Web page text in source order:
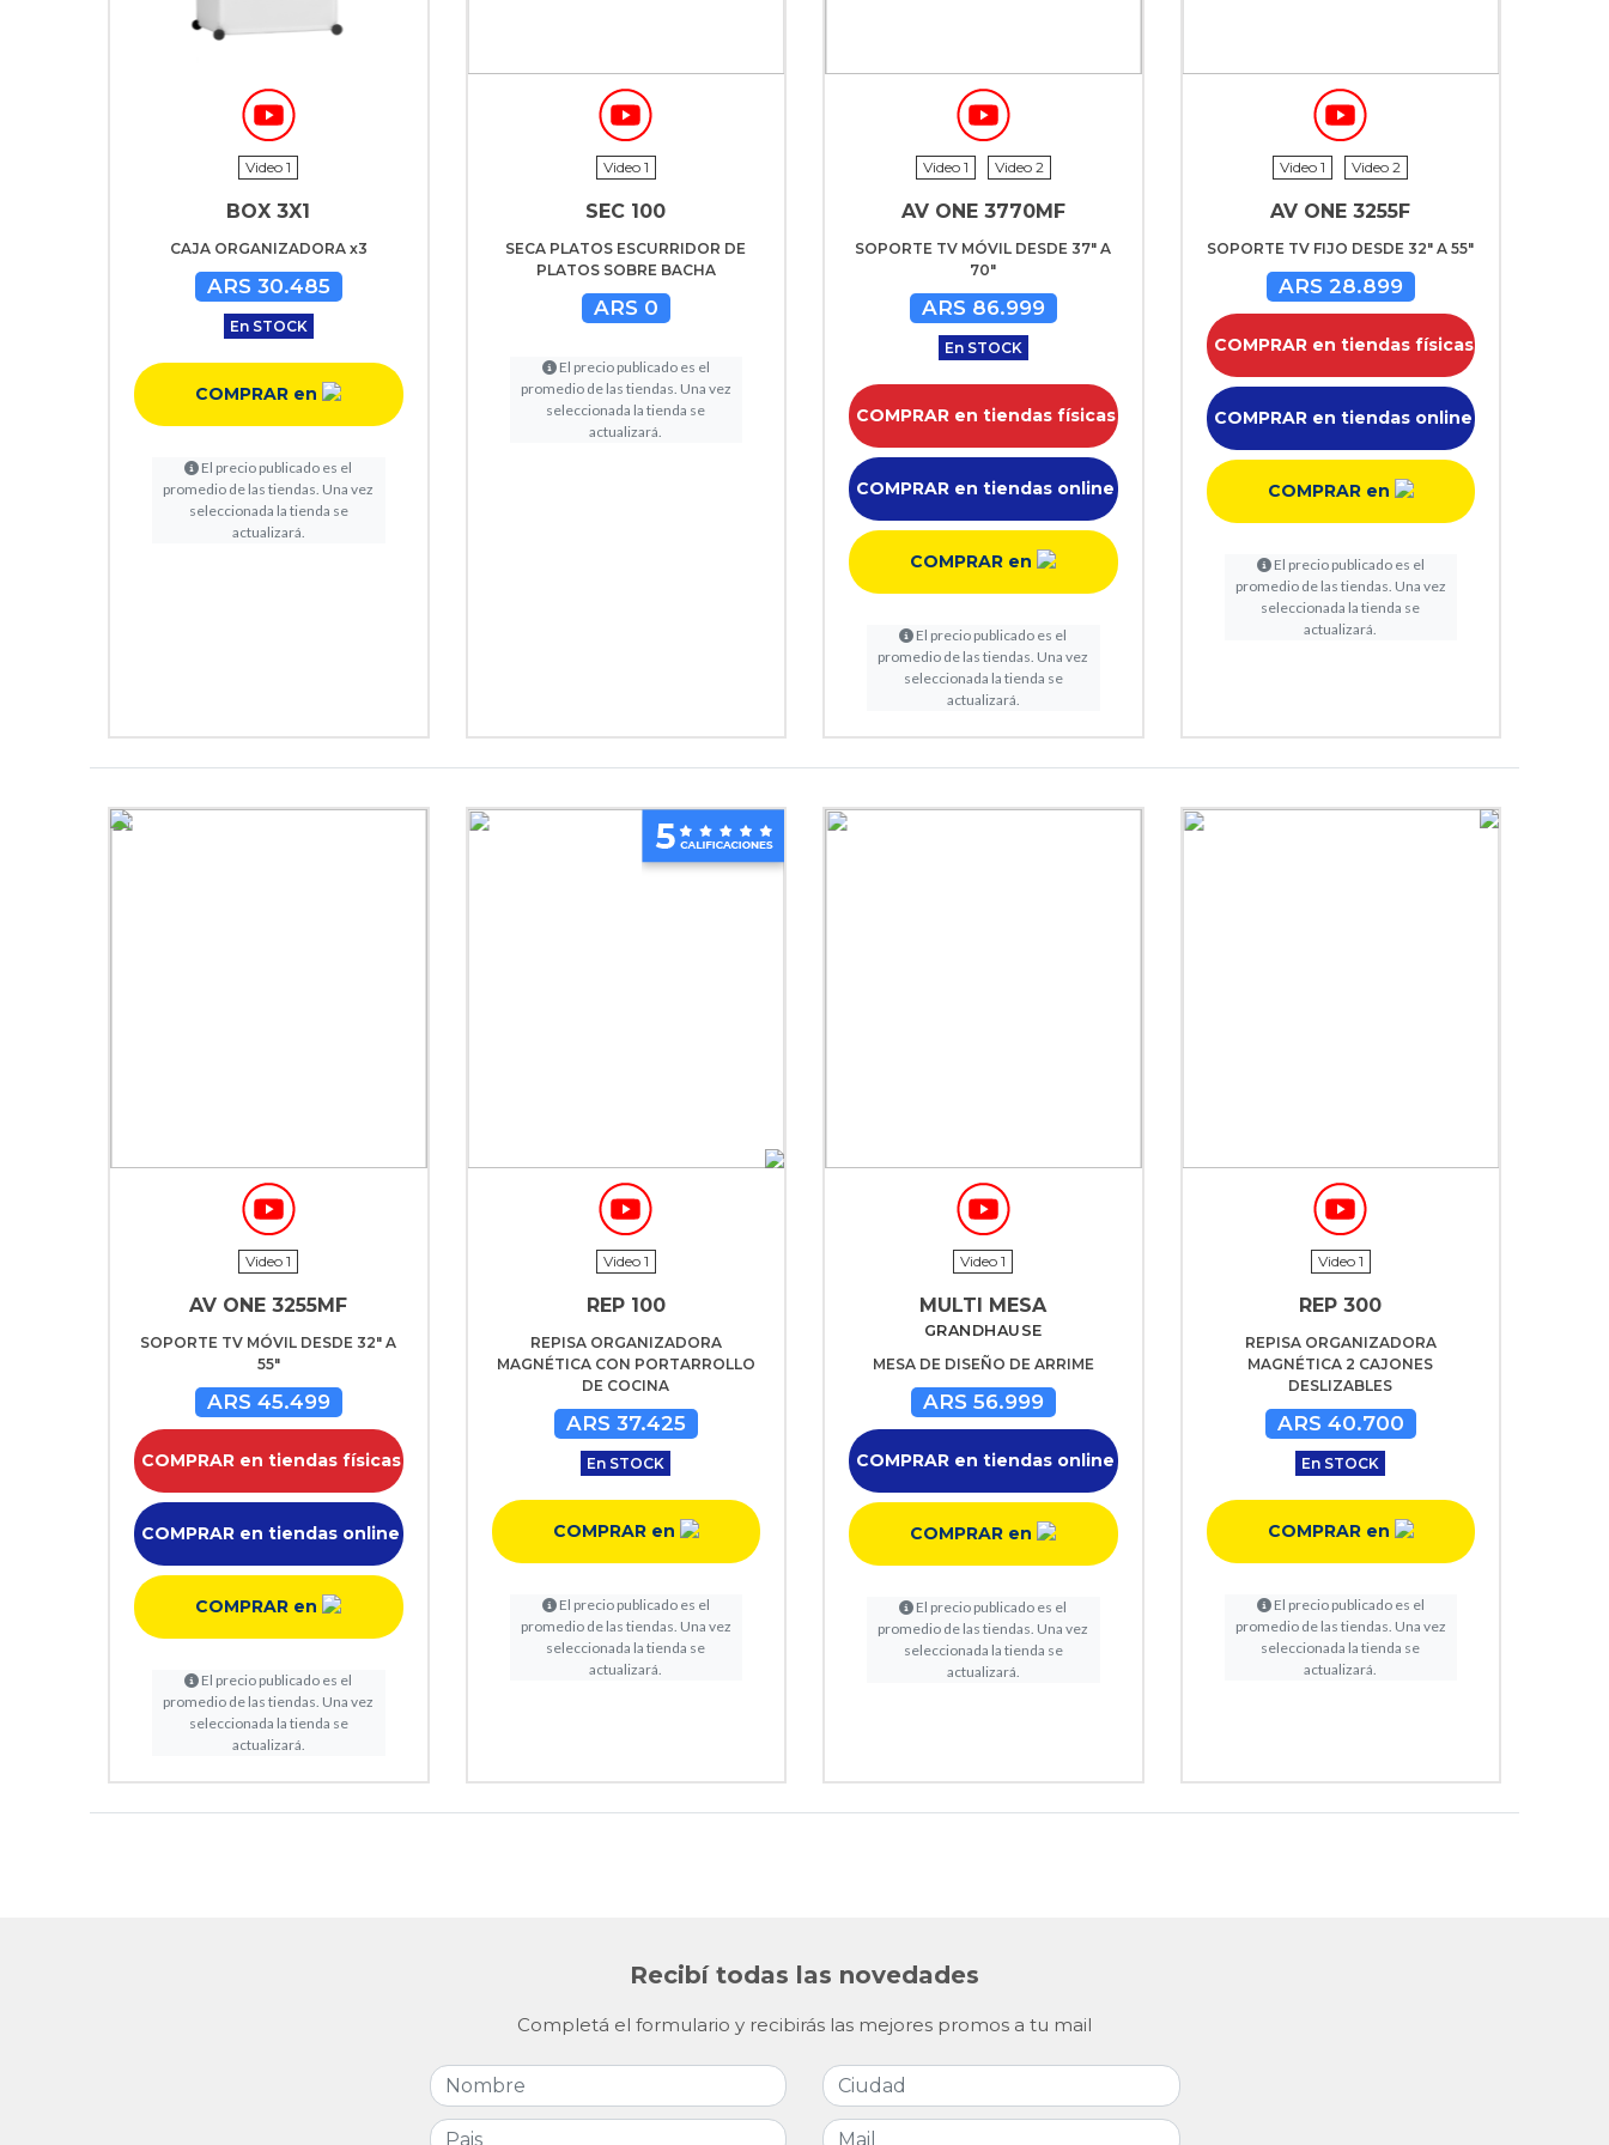
Video 1
BOX 3X1
CAJA ORGANIZADORA x3
ARS 30.485
En STOCK
COMPRAR en
El precio publicado es el
promedio de las tiendas. Una vez
seleccionada la tienda se
actualizará.
Video 1
SEC 100
SECA PLATOS ESCURRIDOR DE
PLATOS SOBRE BACHA
ARS 0
El precio publicado es el
promedio de las tiendas. Una vez
seleccionada la tienda se
actualizará.
Video 1 Video 2
AV ONE 3770MF
SOPORTE TV MÓVIL DESDE 37" A
70"
ARS 86.999
En STOCK
COMPRAR en tiendas físicas
COMPRAR en tiendas online
COMPRAR en
El precio publicado es el
promedio de las tiendas. Una vez
seleccionada la tienda se
actualizará.
Video 1 Video 2
AV ONE 3255F
SOPORTE TV FIJO DESDE 32" A 55"
ARS 28.899
COMPRAR en tiendas físicas
COMPRAR en tiendas online
COMPRAR en
El precio publicado es el
promedio de las tiendas. Una vez
seleccionada la tienda se
actualizará.
Video 1
AV ONE 3255MF
SOPORTE TV MÓVIL DESDE 32" A
55"
ARS 45.499
COMPRAR en tiendas físicas
COMPRAR en tiendas online
COMPRAR en
El precio publicado es el
promedio de las tiendas. Una vez
seleccionada la tienda se
actualizará.
Video 1
REP 100
REPISA ORGANIZADORA
MAGNÉTICA CON PORTARROLLO
DE COCINA
ARS 37.425
En STOCK
COMPRAR en
El precio publicado es el
promedio de las tiendas. Una vez
seleccionada la tienda se
actualizará.
Video 1
MULTI MESA
GRANDHAUSE
MESA DE DISEÑO DE ARRIME
ARS 56.999
COMPRAR en tiendas online
COMPRAR en
El precio publicado es el
promedio de las tiendas. Una vez
seleccionada la tienda se
actualizará.
Video 1
REP 300
REPISA ORGANIZADORA
MAGNÉTICA 2 CAJONES
DESLIZABLES
ARS 40.700
En STOCK
COMPRAR en
El precio publicado es el
promedio de las tiendas. Una vez
seleccionada la tienda se
actualizará.
Recibí todas las novedades
Completá el formulario y recibirás las mejores promos a tu mail